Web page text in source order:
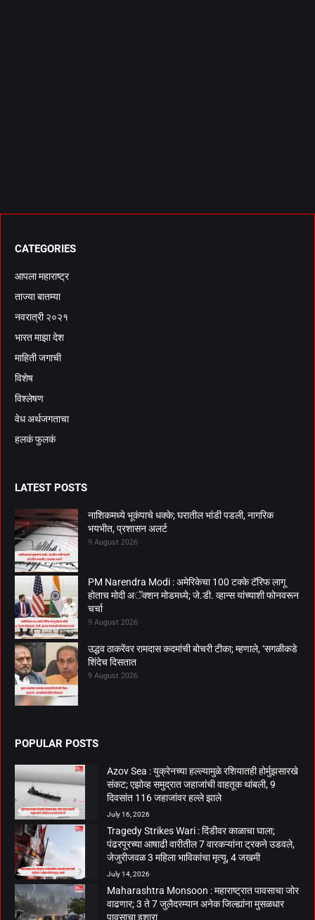
CATEGORIES
आपला महाराष्ट्र
ताज्या बातम्या
नवरात्री २०२१
भारत माझा देश
माहिती जगाची
विशेष
विश्लेषण
वेध अर्थजगताचा
हलकं फुलकं
LATEST POSTS
नाशिकमध्ये भूकंपाचे धक्के; घरातील भांडी पडली, नागरिक
भयभीत, प्रशासन अलर्ट
9 August 2026
PM Narendra Modi : अमेरिकेचा 100 टक्के टॅरिफ लागू
होताच मोदी अॅक्शन मोडमध्ये; जे.डी. व्हान्स यांच्याशी फोनवरून
चर्चा
9 August 2026
उद्धव ठाकरेंवर रामदास कदमांची बोचरी टीका; म्हणाले, ‘सगळीकडे
शिंदेच दिसतात
9 August 2026
POPULAR POSTS
Azov Sea : युक्रेनच्या हल्ल्यामुळे रशियातही होर्मुझसारखे
संकट; एझोव्ह समुद्रात जहाजांची वाहतूक थांबली, 9
दिवसांत 116 जहाजांवर हल्ले झाले
July 16, 2026
Tragedy Strikes Wari : दिंडीवर काळाचा घाला;
पंढरपूरच्या आषाढी वारीतील 7 वारकऱ्यांना ट्रकने उडवले,
जेजुरीजवळ 3 महिला भाविकांचा मृत्यू, 4 जखमी
July 14, 2026
Maharashtra Monsoon : महाराष्ट्रात पावसाचा जोर
वाढणार; 3 ते 7 जुलैदरम्यान अनेक जिल्ह्यांना मुसळधार
पावसाचा इशारा